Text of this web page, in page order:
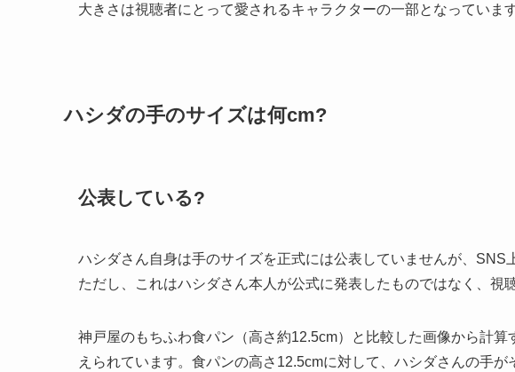
大きさは視聴者にとって愛されるキャラクターの一部となっています
ハシダの手のサイズは何cm?
公表している?
ハシダさん自身は手のサイズを正式には公表していませんが、
ただし、これはハシダさん本人が公式に発表したものではなく、視
神戸屋のもちふわ食パン（高さ約12.5cm）と比較した画像から計
えられています。食パンの高さ12.5cmに対して、ハシダさんの手